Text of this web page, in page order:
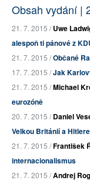
Obsah vydání |
21. 7. 2015 /Uwe
alespoň ti pánové z
21. 7. 2015 /Občané
17. 7. 2015 /Jak
21. 7. 2015 /Michael
eurozóně
20. 7. 2015 /Daniel
Velkou Británií a
21. 7. 2015 /František
internacionalismus
21. 7. 2015 /Andrej